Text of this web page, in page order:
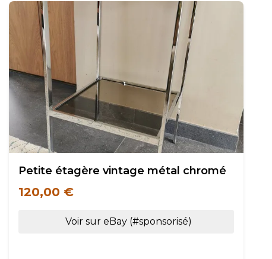
Petite étagère vintage métal chromé
120,00 €
Voir sur eBay (#sponsorisé)